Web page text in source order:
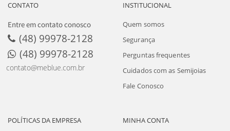
CONTATO
Entre em contato conosco
(48) 99978-2128
(48) 99978-2128
contato@meblue.com.br
INSTITUCIONAL
Quem somos
Segurança
Perguntas frequentes
Cuidados com as Semijoias
Fale Conosco
POLÍTICAS DA EMPRESA MINHA CONTA